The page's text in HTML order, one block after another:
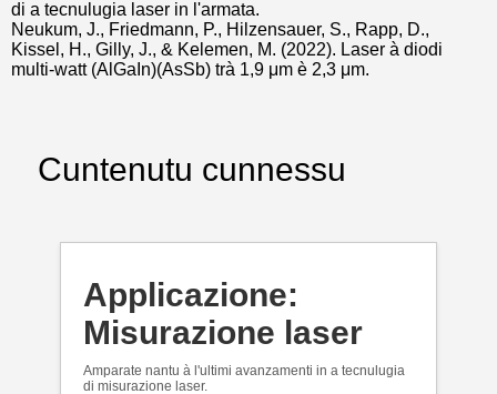
di a tecnulugia laser in l'armata.
Neukum, J., Friedmann, P., Hilzensauer, S., Rapp, D.,
Kissel, H., Gilly, J., & Kelemen, M. (2022). Laser à diodi
multi-watt (AlGaIn)(AsSb) trà 1,9 μm è 2,3 μm.
Cuntenutu cunnessu
Applicazione:
Misurazione laser
Amparate nantu à l'ultimi avanzamenti in a tecnulugia
di misurazione laser.